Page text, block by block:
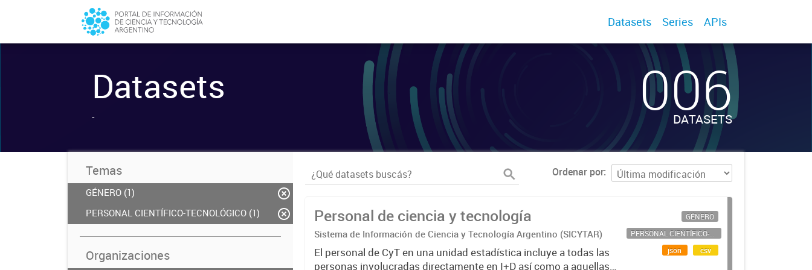
Datasets Series APIs
Datasets
- 006
DATASETS
Temas
GÉNERO (1)
PERSONAL CIENTÍFICO-TECNOLÓGICO (1)
Organizaciones
Ordenar por
Personal de ciencia y tecnología
Sistema de Información de Ciencia y Tecnología Argentino (SICYTAR)
El personal de CyT en una unidad estadística incluye a todas las
personas involucradas directamente en I+D así como a aquellas
GÉNERO
PERSONAL CIENTÍFICO-TECNOLÓGICO
json
csv